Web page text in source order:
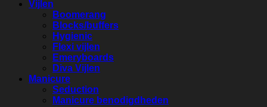
Vijlen
Boomerang
Blocks/buffers
Hygienic
Flexi vijlen
Emeryboards
Diva Vijlen
Manicure
Seduction
Manicure benodigdheden